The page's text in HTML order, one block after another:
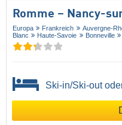
Romme – Nancy-
Europa Frankreich Auvergne-
Blanc
Haute-Savoie Bonneville
Ski-in/Ski-out